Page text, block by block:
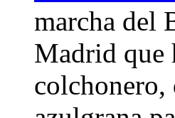
marcha del
Madrid que
colchonero,